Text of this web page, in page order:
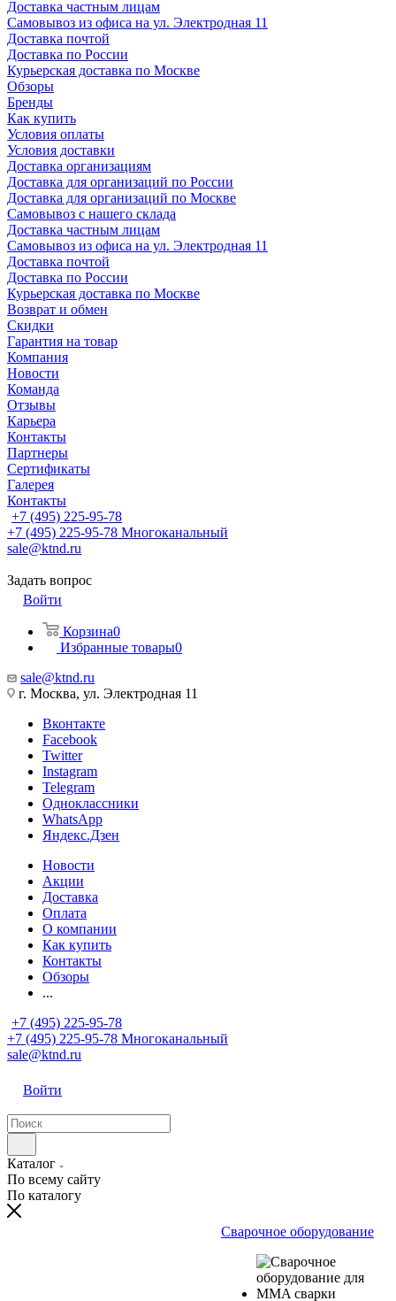
Доставка частным лицам
Самовывоз из офиса на ул. Электродная 11
Доставка почтой
Доставка по России
Курьерская доставка по Москве
Обзоры
Бренды
Как купить
Условия оплаты
Условия доставки
Доставка организациям
Доставка для организаций по России
Доставка для организаций по Москве
Самовывоз с нашего склада
Доставка частным лицам
Самовывоз из офиса на ул. Электродная 11
Доставка почтой
Доставка по России
Курьерская доставка по Москве
Возврат и обмен
Скидки
Гарантия на товар
Компания
Новости
Команда
Отзывы
Карьера
Контакты
Партнеры
Сертификаты
Галерея
Контакты
+7 (495) 225-95-78
+7 (495) 225-95-78 Многоканальный
sale@ktnd.ru
Задать вопрос
Войти
Корзина0
Избранные товары0
sale@ktnd.ru
г. Москва, ул. Электродная 11
Вконтакте
Facebook
Twitter
Instagram
Telegram
Одноклассники
WhatsApp
Яндекс.Дзен
Новости
Акции
Доставка
Оплата
О компании
Как купить
Контакты
Обзоры
...
+7 (495) 225-95-78
+7 (495) 225-95-78 Многоканальный
sale@ktnd.ru
Войти
Каталог
По всему сайту
По каталогу
Сварочное оборудование